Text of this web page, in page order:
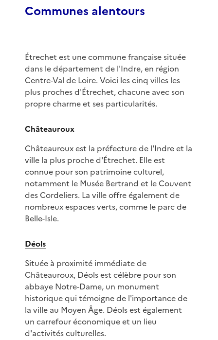
Communes alentours
Étrechet est une commune française située
dans le département de l'Indre, en région
Centre-Val de Loire. Voici les cinq villes les
plus proches d'Étrechet, chacune avec son
propre charme et ses particularités.
Châteauroux
Châteauroux est la préfecture de l'Indre et la
ville la plus proche d'Étrechet. Elle est
connue pour son patrimoine culturel,
notamment le Musée Bertrand et le Couvent
des Cordeliers. La ville offre également de
nombreux espaces verts, comme le parc de
Belle-Isle.
Déols
Située à proximité immédiate de
Châteauroux, Déols est célèbre pour son
abbaye Notre-Dame, un monument
historique qui témoigne de l'importance de
la ville au Moyen Âge. Déols est également
un carrefour économique et un lieu
d'activités culturelles.